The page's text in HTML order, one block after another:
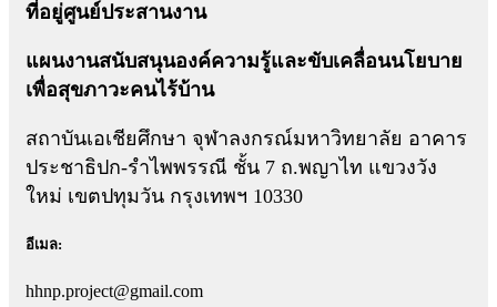
ที่อยู่ศูนย์ประสานงาน
แผนงานสนับสนุนองค์ความรู้และขับเคลื่อนนโยบาย
เพื่อสุขภาวะคนไร้บ้าน
สถาบันเอเชียศึกษา จุฬาลงกรณ์มหาวิทยาลัย อาคาร
ประชาธิปก-รำไพพรรณี ชั้น 7 ถ.พญาไท แขวงวัง
ใหม่ เขตปทุมวัน กรุงเทพฯ 10330
อีเมล:
hhnp.project@gmail.com